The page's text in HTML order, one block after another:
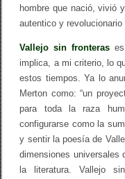
hombre que nació, vivió
autentico y revolucionario
Vallejo sin fronterases
implica, a mi criterio, lo
estos tiempos. Ya lo
Merton como: “un
para toda la raza
configurarse como la
y sentir la poesía de
dimensiones universales
la literatura. Vallejo